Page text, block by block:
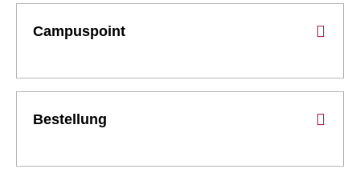
Campuspoint
Bestellung